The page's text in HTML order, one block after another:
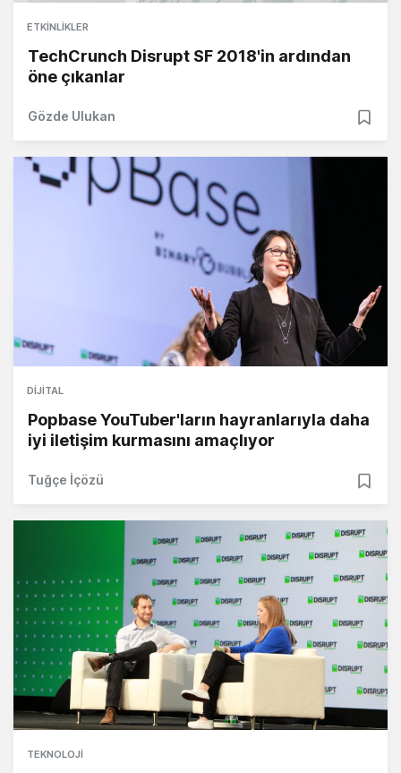
ETKINLIKLER
TechCrunch Disrupt SF 2018'in ardından
öne çıkanlar
Gözde Ulukan
DIJITAL
Popbase YouTuber'ların hayranlarıyla daha
iyi iletişim kurmasını amaçlıyor
Tuğçe İçözü
TEKNOLOJI